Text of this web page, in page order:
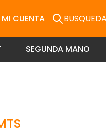
MI CUENTA
SEGUNDA MANO